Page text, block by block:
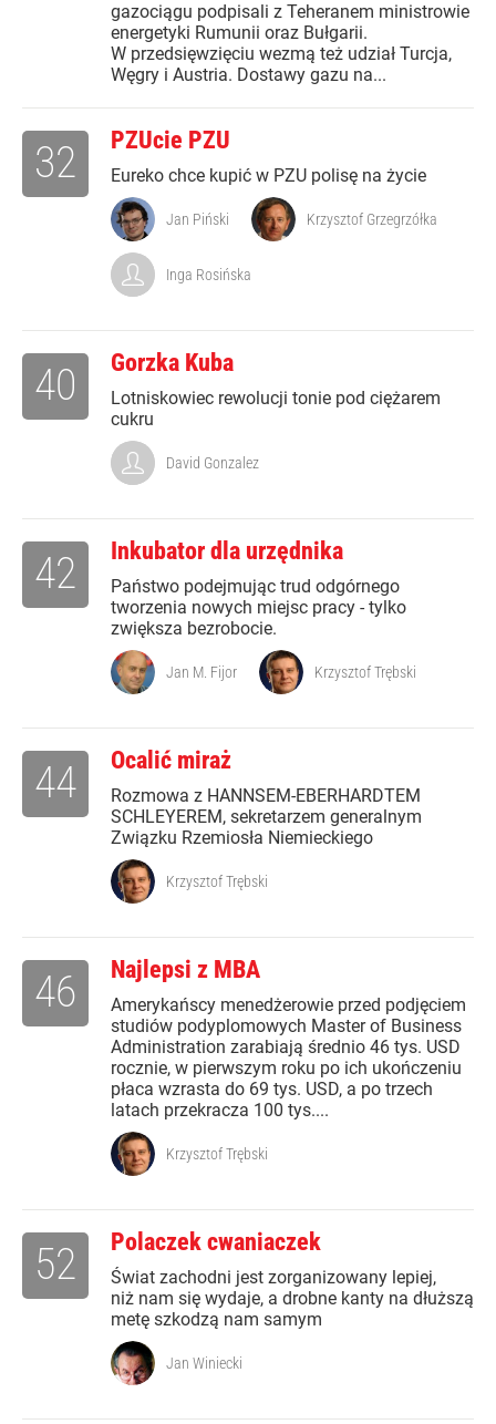
gazociągu podpisali z Teheranem ministrowie
energetyki Rumunii oraz Bułgarii.
W przedsięwzięciu wezmą też udział Turcja,
Węgry i Austria. Dostawy gazu na...
PZUcie PZU
Eureko chce kupić w PZU polisę na życie
32
Jan Piński Krzysztof Grzegrzółka
Inga Rosińska
Gorzka Kuba
Lotniskowiec rewolucji tonie pod ciężarem
cukru
40
David Gonzalez
Inkubator dla urzędnika
Państwo podejmując trud odgórnego
tworzenia nowych miejsc pracy - tylko
zwiększa bezrobocie.
42
Jan M. Fijor Krzysztof Trębski
Ocalić miraż
Rozmowa z HANNSEM-EBERHARDTEM
SCHLEYEREM, sekretarzem generalnym
Związku Rzemiosła Niemieckiego
44
Krzysztof Trębski
Najlepsi z MBA
Amerykańscy menedżerowie przed podjęciem
studiów podyplomowych Master of Business
Administration zarabiają średnio 46 tys. USD
rocznie, w pierwszym roku po ich ukończeniu
płaca wzrasta do 69 tys. USD, a po trzech
latach przekracza 100 tys....
46
Krzysztof Trębski
Polaczek cwaniaczek
Świat zachodni jest zorganizowany lepiej,
niż nam się wydaje, a drobne kanty na dłuższą
metę szkodzą nam samym
52
Jan Winiecki